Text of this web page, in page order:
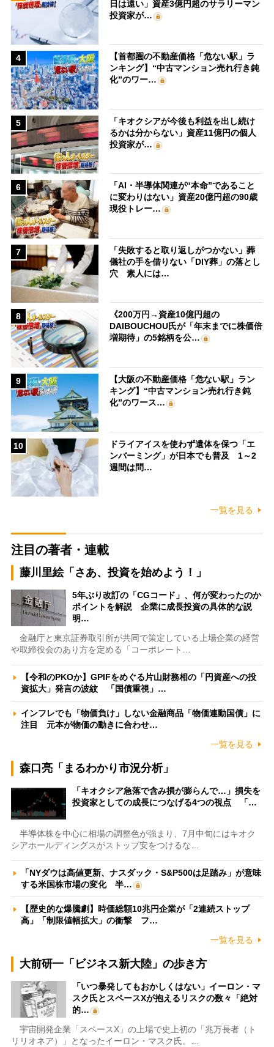
日は遠い」資産3億円超のサラリーマン
投資家が…
4
【首都圏の不動産価格「危ない駅」ラ
ンキング】“中古マンション売れ行き鈍
化”のワー…
5
「キオクシアが今後も利益を出し続け
るかは分からない」資産11億円の個人
投資家が…
6
「AI・半導体関連が“本命”であること
に変わりはない」資産20億円超の90歳
現役トレー…
7
「失敗すると取り返しがつかない」葬
儀社の手を借りない「DIY葬」の落とし
穴 素人には…
8
《200万円→資産10億円超の
DAIBOUCHOU氏が「年末までに株価倍
増期待」の5銘柄を公…
9
【大阪の不動産価格「危ない駅」ラン
キング】“中古マンション売れ行き鈍
化”のワース…
10
ドライアイスを使わず遺体を保つ「エ
ンバーミング」が日本でも普及 1～2
週間は問…
一覧を見る
注目の著者・連載
藤川里絵「さあ、投資を始めよう！」
5年ぶり改訂の「CGコード」、何が変わったのか
ポイントを解説 企業に成長投資の具体的な説
明…
金融庁と東京証券取引所が共同で策定している上場企業の経営
や取締役会のあり方を定める「コーポレート…
【令和のPKOか】GPIFをめぐる片山財務相の「円資産への投
資拡大」発言の波紋 「国債重視」…
インフレでも「物価負け」しない金融商品「物価連動国債」に
注目 元本が物価の動きに合わせ…
一覧を見る
森口亮「まるわかり市況分析」
「キオクシア急落で含み損が膨らんで…」損失を
投資家としての成長につなげる4つの視点 「…
半導体株を中心に相場の調整色が強まり、7月中旬にはキオク
シアホールディングスがストップ安をつけるな…
「NYダウは高値更新、ナスダック・S&P500は足踏み」が意味
する米国株市場の変化 半…
【歴史的な爆騰劇】時価総額10兆円企業が「2連続ストップ
高」「制限値幅拡大」の衝撃 フ…
一覧を見る
大前研一「ビジネス新大陸」の歩き方
「いつ暴発してもおかしくはない」イーロン・マ
スク氏とスペースXが抱えるリスクの数々「絶対
的…
宇宙開発企業「スペースX」の上場で史上初の「兆万長者（ト
リリオネア）」となったイーロン・マスク氏。…